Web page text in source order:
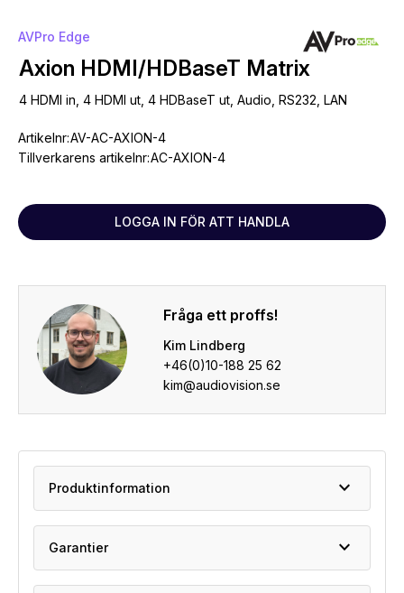
AVPro Edge
Axion HDMI/HDBaseT Matrix
4 HDMI in, 4 HDMI ut, 4 HDBaseT ut, Audio, RS232, LAN
Artikelnr:AV-AC-AXION-4
Tillverkarens artikelnr:AC-AXION-4
LOGGA IN FÖR ATT HANDLA
Fråga ett proffs!
Kim Lindberg
+46(0)10-188 25 62
kim@audiovision.se
Produktinformation expand_more
Garantier expand_more